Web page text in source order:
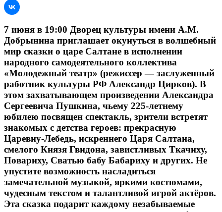
7 июня в 19:00 Дворец культуры имени А.М.
Добрынина приглашает окунуться в волшебный
мир сказки о царе Салтане в исполнении
народного самодеятельного коллектива
«Молодежный театр» (режиссер — заслуженный
работник культуры РФ Александр Цирков). В
этом захватывающем произведении Александра
Сергеевича Пушкина, чьему 225-летнему
юбилею посвящен спектакль, зрители встретят
знакомых с детства героев: прекрасную
Царевну-Лебедь, искреннего Царя Салтана,
смелого Князя Гвидона, завистливых Ткачиху,
Повариху, Сватью бабу Бабариху и других. Не
упустите возможность насладиться
замечательной музыкой, яркими костюмами,
чудесным текстом и талантливой игрой актёров.
Эта сказка подарит каждому незабываемые